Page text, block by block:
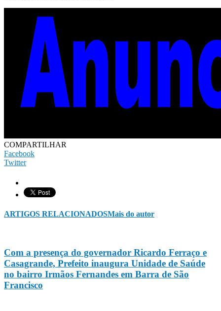
COMPARTILHAR
Facebook
Twitter
ARTIGOS RELACIONADOSMais do autor
Com a presença do governador Ricardo Ferraço e
Casagrande, Prefeito inaugura Unidade de Saúde
no bairro Irmãos Fernandes em Barra de São
Francisco